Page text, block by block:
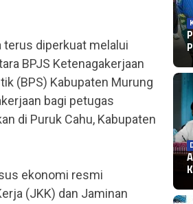
diperkuat melalui
BPJS Ketenagakerjaan
(BPS) Kabupaten Murung
bagi petugas
di Puruk Cahu, Kabupaten
ekonomi resmi
(JKK) dan Jaminan